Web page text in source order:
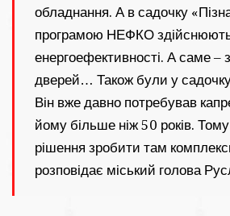
обладнання. А в садочку
програмою НЕФКО
енергоефективності. А саме –
дверей… Також були у
Він вже давно потребував
йому більше ніж 50 років.
рішення зробити там
розповідає міський голова